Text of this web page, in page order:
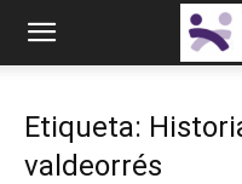
Etiqueta:
valdeorrés